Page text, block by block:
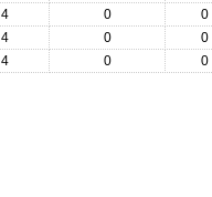
4 0 0
4 0 0
4 0 0